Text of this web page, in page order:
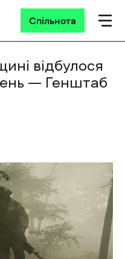
Спільнота
відбулося
— Генштаб